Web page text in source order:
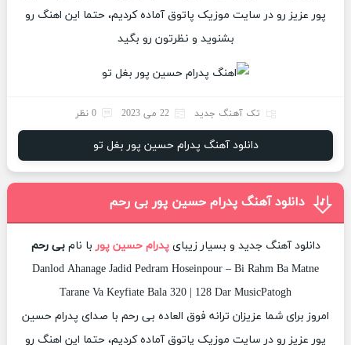
پور عزیز رو در سایت موزیک پاتوق آماده کردیم، حتما این اهنگ رو
بشنوید و نظرتون رو بگید
تک آهنگ جدید 22 می 2023 0 نظر
دانلود آهنگ پدرام حسین پور بغل تو
دانلود آهنگ پدرام حسین پور بی رحم
دانلود آهنگ جدید و بسیار زیبایپدرام حسین پور با نامبی رحم
Danlod Ahanage Jadid Pedram Hoseinpour – Bi Rahm Ba Matne
Tarane Va Keyfiate Bala 320 | 128 Dar MusicPatogh
امروز برای شما عزیزان ترانه فوق العاده بی رحم با صدای پدرام حسین
پور عزیز رو در سایت موزیک پاتوق آماده کردیم، حتما این اهنگ رو